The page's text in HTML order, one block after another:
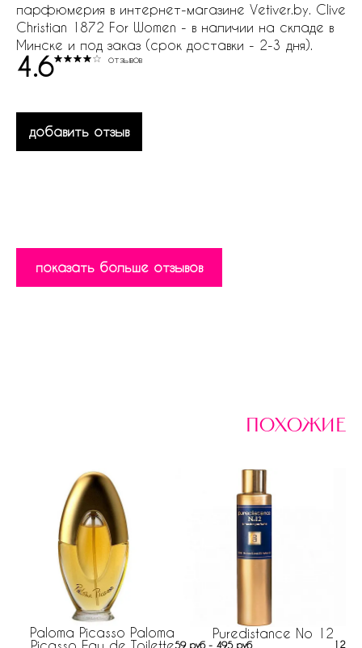
парфюмерия в интернет-магазине Vetiver.by. Clive
Christian 1872 For Women - в наличии на складе в
Минске и под заказ (срок доставки - 2-3 дня).
4.6 отзывов
добавить отзыв
показать больше отзывов
похожие
Paloma Picasso Paloma
Puredistance No 12
59 руб - 495 руб 122